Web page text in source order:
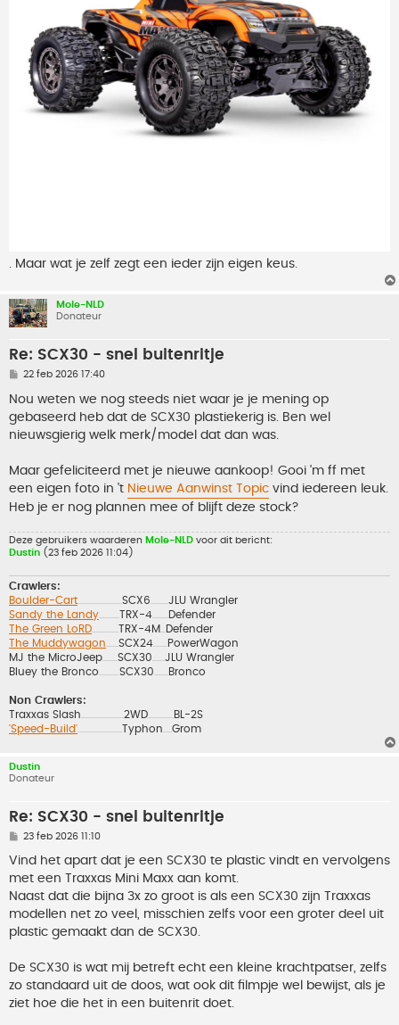
. Maar wat je zelf zegt een ieder zijn eigen keus.
Mole-NLD
Donateur
Re: SCX30 - snel buitenritje
B
r
c
h
22 feb 2026 17:40
Nou weten we nog steeds niet waar je je mening op
gebaseerd heb dat de SCX30 plastiekerig is. Ben wel
nieuwsgierig welk merk/model dat dan was.
Maar gefeliciteerd met je nieuwe aankoop! Gooi 'm ff met
een eigen foto in 't Nieuwe Aanwinst Topic vind iedereen leuk.
Heb je er nog plannen mee of blijft deze stock?
Deze gebruikers waarderen Mole-NLD voor dit bericht:
Dustin (23 feb 2026 11:04)
Crawlers:
Boulder-Cart..................................................SCX6 ....................JLU Wrangler
Sandy the Landy.......................TRX-4.................. Defender
The Green LoRD..............................TRX-4M ...... Defender
The Muddywagon ..............SCX24................ PowerWagon
MJ the MicroJeep.................SCX30 ..............JLU Wrangler
Bluey the Bronco .......................SCX30 ................ Bronco
Non Crawlers:
Traxxas Slash ................................................2WD............................. BL-2S
'Speed-Build'..................................................Typhon ..........Grom
Dustin
Donateur
Re: SCX30 - snel buitenritje
B
r
c
h
23 feb 2026 11:10
Vind het apart dat je een SCX30 te plastic vindt en vervolgens
met een Traxxas Mini Maxx aan komt.
Naast dat die bijna 3x zo groot is als een SCX30 zijn Traxxas
modellen net zo veel, misschien zelfs voor een groter deel uit
plastic gemaakt dan de SCX30.
De SCX30 is wat mij betreft echt een kleine krachtpatser, zelfs
zo standaard uit de doos, wat ook dit filmpje wel bewijst, als je
ziet hoe die het in een buitenrit doet.